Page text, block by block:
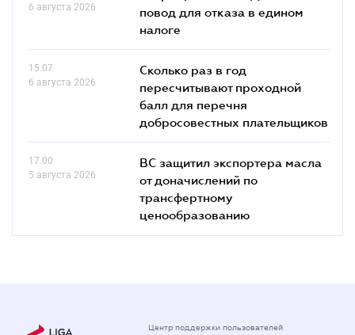
6 августа 2026
повод для отказа в едином
налоге
15.07
6 августа 2026
Сколько раз в год
пересчитывают проходной
балл для перечня
добросовестных плательщиков
17.00
5 августа 2026
ВС защитил экспортера масла
от доначислений по
трансфертному
ценообразованию
Центр поддержки пользователей